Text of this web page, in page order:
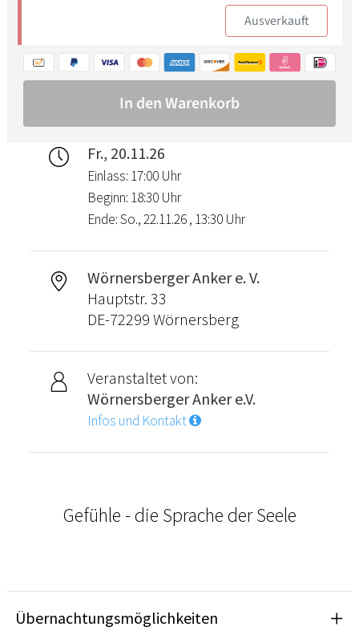
Fr., 20.11.26
Einlass: 17:00 Uhr
Beginn: 18:30 Uhr
Ende: So., 22.11.26 , 13:30 Uhr
Wörnersberger Anker e. V.
Hauptstr. 33
DE-72299 Wörnersberg
Veranstaltet von:
Wörnersberger Anker e.V.
Infos und Kontakt
Gefühle - die Sprache der Seele
Übernachtungsmöglichkeiten